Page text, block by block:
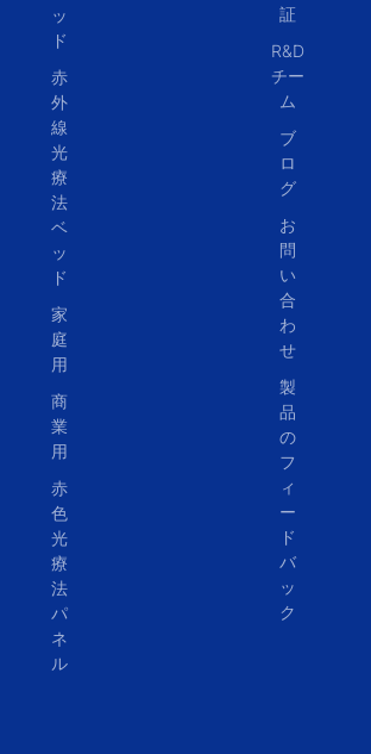
ッ
ド
赤
外
線
光
療
法
ベ
ッ
ド
家
庭
用
商
業
用
赤
色
光
療
法
パ
ネ
ル
証
R&D
チー
ム
ブ
ロ
グ
お
問
い
合
わ
せ
製
品
の
フ
ィ
ー
ド
バ
ッ
ク